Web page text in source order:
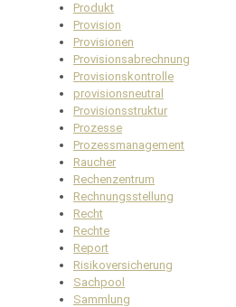
Produkt
Provision
Provisionen
Provisionsabrechnung
Provisionskontrolle
provisionsneutral
Provisionsstruktur
Prozesse
Prozessmanagement
Raucher
Rechenzentrum
Rechnungsstellung
Recht
Rechte
Report
Risikoversicherung
Sachpool
Sammlung